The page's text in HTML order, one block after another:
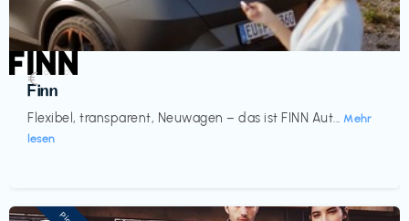
Automobil
Finn
Flexibel, transparent, Neuwagen – das ist FINN Aut... Mehr
lesen
€‎